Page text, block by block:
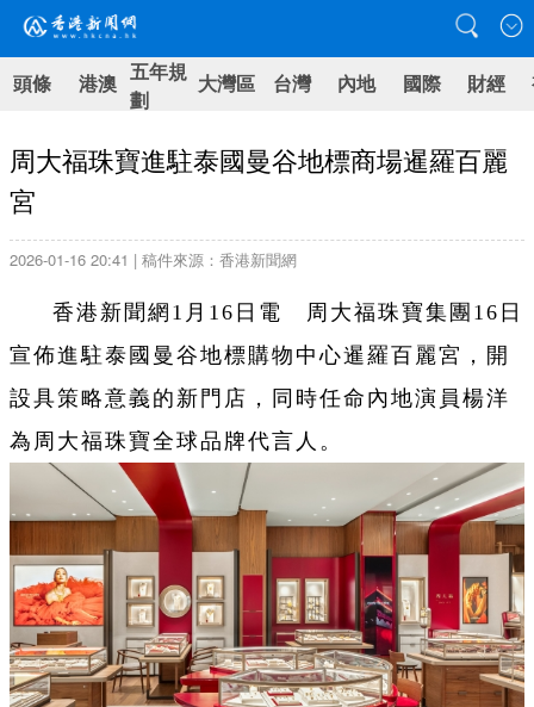
頭條 港澳 五年規
劃
大灣區 台灣 內地 國際 財經
周大福珠寶進駐泰國曼谷地標商場暹羅百麗
宮
2026-01-16 20:41 | 稿件來源：香港新聞網
香港新聞網1月16日電 周大福珠寶集團16日
宣佈進駐泰國曼谷地標購物中心暹羅百麗宮，開
設具策略意義的新門店，同時任命內地演員楊洋
為周大福珠寶全球品牌代言人。